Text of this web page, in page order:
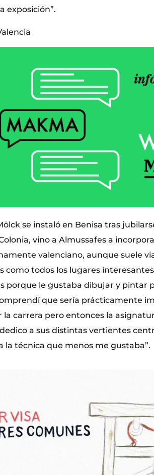
exposición”.
se instaló en Benisa tras
vino a Almussafes a
valenciano, aunque suele
como todos los lugares
porque le gustaba dibujar y pintar
que sería prácticamente
carrera pero entonces la
a sus distintas vertientes
la técnica que menos me gustaba”.